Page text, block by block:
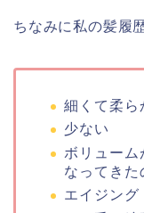
ちなみに私の髪履
細くて柔ら
少ない
ボリューム
なってきた
エイジング